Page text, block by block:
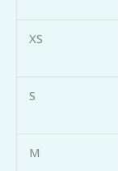
XS
S
M